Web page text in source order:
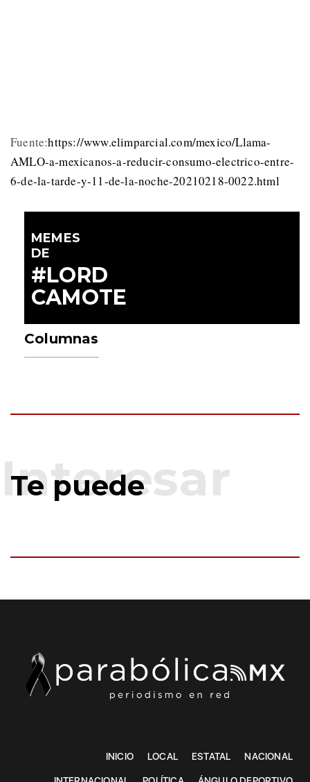
Fuente:https://www.elimparcial.com/mexico/Llama-
AMLO-a-mexicanos-a-reducir-consumo-electrico-entre-
6-de-la-tarde-y-11-de-la-noche-20210218-0022.html
MEMES
DE
#LORD
CAMOTE
Columnas
Te puede
INICIO LOCAL ESTATAL NACIONAL